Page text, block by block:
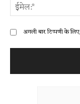
अगली बार टिप्पणी के